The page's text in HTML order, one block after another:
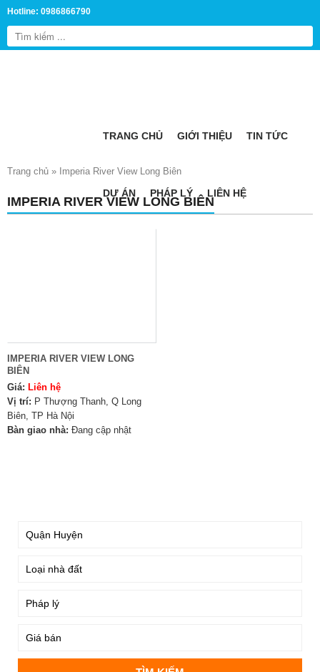
Hotline: 0986866790
TRANG CHỦ GIỚI THIỆU TIN TỨC
DỰ ÁN PHÁP LÝ LIÊN HỆ
Trang chủ » Imperia River View Long Biên
IMPERIA RIVER VIEW LONG BIÊN
IMPERIA RIVER VIEW LONG
BIÊN
Giá: Liên hệ
Vị trí: P Thượng Thanh, Q Long
Biên, TP Hà Nội
Bàn giao nhà: Đang cập nhật